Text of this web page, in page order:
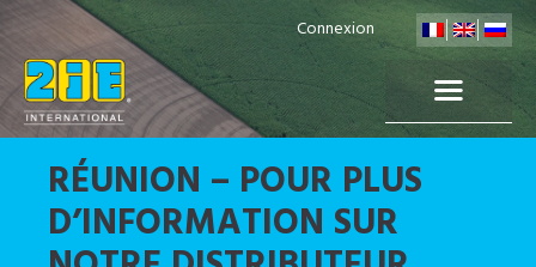
Connexion
RÉUNION – POUR PLUS
D’INFORMATION SUR